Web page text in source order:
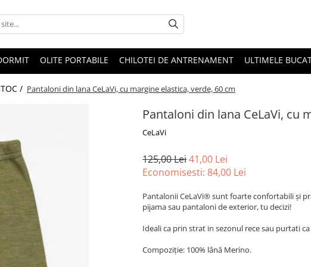
OLITE PORTABILE CHILOTEI DE ANTRENAMENT ULTIMELE
/ Pantaloni din lana CeLaVi, cu margine elastica, verde, 60 cm
Pantaloni din lana CeLaVi, cu
CeLaVi
125,00 Lei41,00 Lei
Economisesti: 84,00 Lei
Pantalonii CeLaVi® sunt foarte confortabili şi
pijama sau pantaloni de exterior, tu decizi!
Ideali ca prin strat in sezonul rece sau purtati
Compoziție: 100% lână Merino.